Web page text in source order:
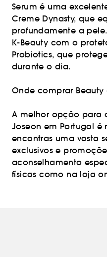
Serum é uma
Creme Dynasty, que
profundamente a
K-Beauty com o
Probiotics, que
durante o dia.
Onde comprar Beauty
A melhor opção para
Joseon em Portugal é
encontras uma vasta
exclusivos e
aconselhamento
físicas como na loja